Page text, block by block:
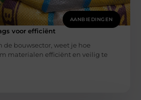
AANBIEDINGEN
voor efficiënt
de bouwsector, weet je hoe
materialen efficiënt en veilig te